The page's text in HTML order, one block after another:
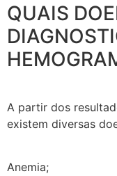
QUAIS
A partir dos
existem diversas
Anemia;